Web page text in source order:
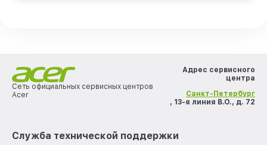
Сеть официальных сервисных центров
Acer
Адрес сервисного
центра
Санкт-Петербург
, 13-я линия В.О., д. 72
Служба технической поддержки